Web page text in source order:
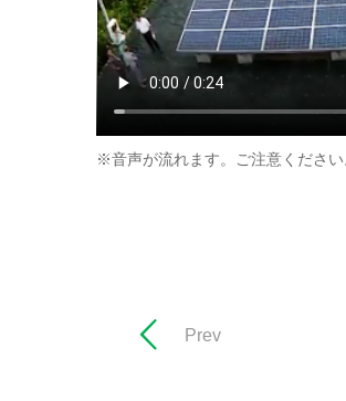
※音声が流れます。ご注意ください
Prev